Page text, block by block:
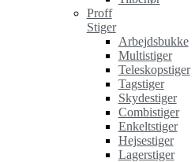
Proff
Stiger
Arbejdsbukke
Multistiger
Teleskopstiger
Tagstiger
Skydestiger
Combistiger
Enkeltstiger
Hejsestiger
Lagerstiger